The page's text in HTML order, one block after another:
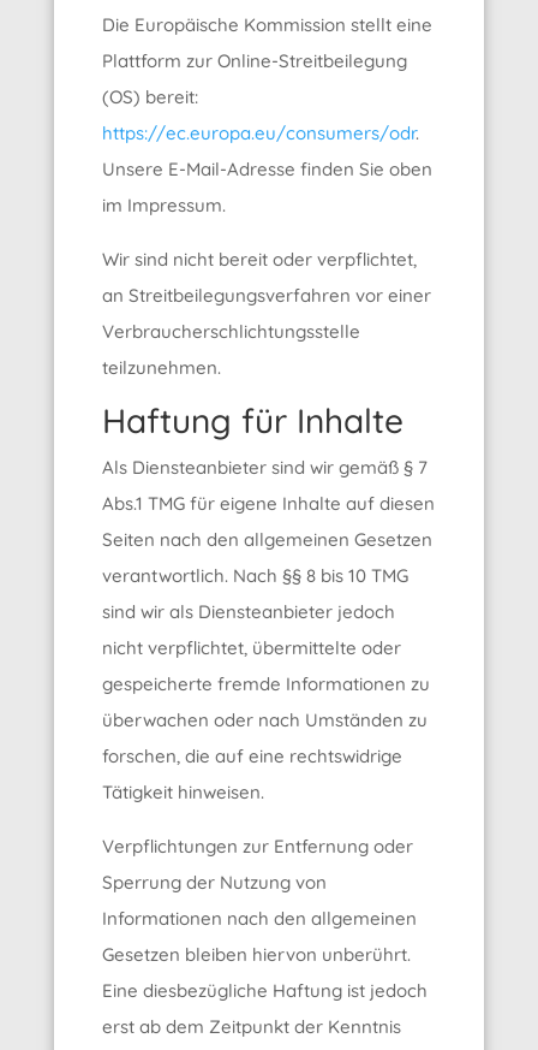
Die Europäische Kommission stellt eine
Plattform zur Online-Streitbeilegung
(OS) bereit:
https://ec.europa.eu/consumers/odr.
Unsere E-Mail-Adresse finden Sie oben
im Impressum.
Wir sind nicht bereit oder verpflichtet,
an Streitbeilegungsverfahren vor einer
Verbraucherschlichtungsstelle
teilzunehmen.
Haftung für Inhalte
Als Diensteanbieter sind wir gemäß § 7
Abs.1 TMG für eigene Inhalte auf diesen
Seiten nach den allgemeinen Gesetzen
verantwortlich. Nach §§ 8 bis 10 TMG
sind wir als Diensteanbieter jedoch
nicht verpflichtet, übermittelte oder
gespeicherte fremde Informationen zu
überwachen oder nach Umständen zu
forschen, die auf eine rechtswidrige
Tätigkeit hinweisen.
Verpflichtungen zur Entfernung oder
Sperrung der Nutzung von
Informationen nach den allgemeinen
Gesetzen bleiben hiervon unberührt.
Eine diesbezügliche Haftung ist jedoch
erst ab dem Zeitpunkt der Kenntnis